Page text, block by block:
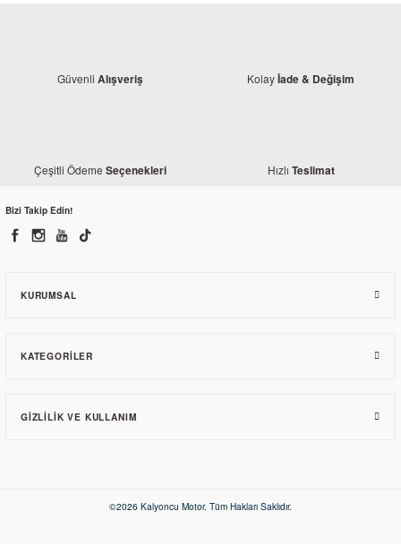
Güvenli Alışveriş Kolayİade & Değişim
Çeşitli Ödeme Seçenekleri Hızlı Teslimat
Bizi Takip Edin!
KURUMSAL
KATEGORILER
GIZLILIK VE KULLANIM
©2026 Kalyoncu Motor. Tüm Hakları Saklıdır.